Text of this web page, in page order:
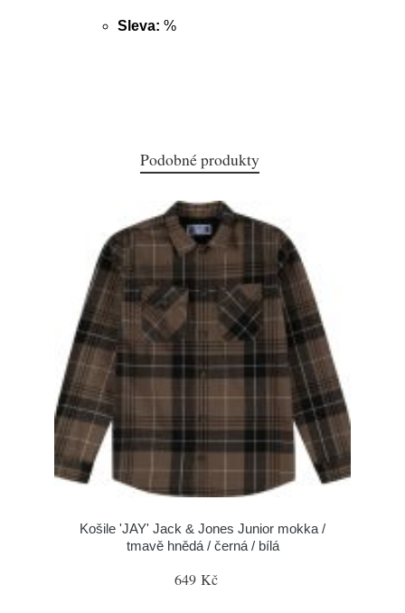
Sleva: %
Podobné produkty
Košile 'JAY' Jack & Jones Junior mokka /
tmavě hnědá / černá / bílá
649 Kč